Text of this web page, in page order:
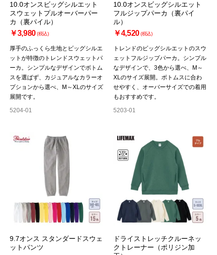
10.0オンスビッグシルエット
スウェットプルオーバーパー
カ（裏パイル）
￥3,980(税込)
厚手のふっくら生地とビッグシルエ
ットが特徴のトレンドスウェットパ
ーカ。シンプルなデザインでボトム
スを選ばず、カジュアルなカラーオ
プションから選べ、M～XLのサイズ
展開です。
5204-01
10.0オンスビッグシルエット
フルジップパーカ（裏パイ
ル）
￥4,520(税込)
トレンドのビッグシルエットのスウ
ェットフルジップパーカ。シンプル
なデザインで、3色から選べ、M～
XLのサイズ展開。ボトムスに合わ
せやすく、オーバーサイズでの着用
もおすすめです。
5203-01
9.7オンス スタンダードスウェ
ットパンツ
ドライストレッチクルーネッ
クトレーナー（ポリジン加